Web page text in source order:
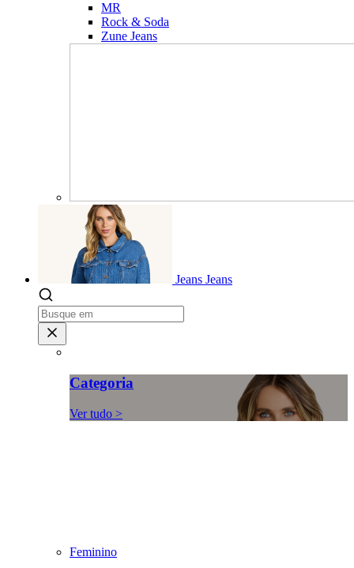
MR
Rock & Soda
Zune Jeans
Jeans Jeans
Categoria
Ver tudo >
Feminino